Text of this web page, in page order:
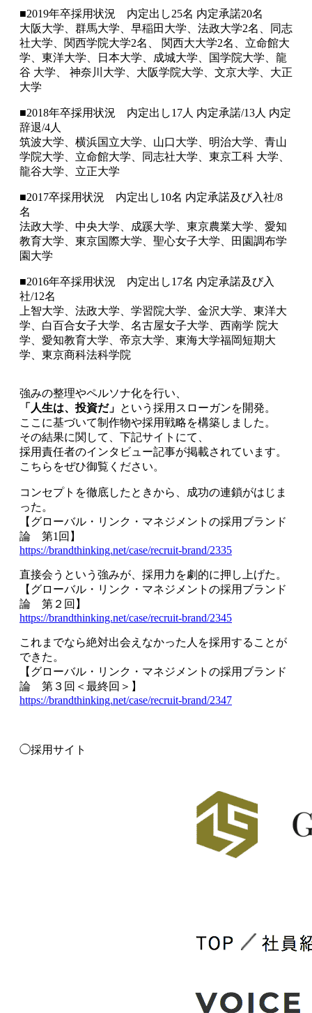
■2019年卒採用状況 内定出し25名 内定承諾20名
大阪大学、群馬大学、早稲田大学、法政大学2名、同志
社大学、関西学院大学2名、 関西大大学2名、立命館大
学、東洋大学、日本大学、成城大学、国学院大学、龍
谷 大学、 神奈川大学、大阪学院大学、文京大学、大正
大学
■2018年卒採用状況 内定出し17人 内定承諾/13人 内定
辞退/4人
筑波大学、横浜国立大学、山口大学、明治大学、青山
学院大学、立命館大学、同志社大学、東京工科 大学、
龍谷大学、立正大学
■2017卒採用状況 内定出し10名 内定承諾及び入社/8
名
法政大学、中央大学、成蹊大学、東京農業大学、愛知
教育大学、東京国際大学、聖心女子大学、田園調布学
園大学
■2016年卒採用状況 内定出し17名 内定承諾及び入
社/12名
上智大学、法政大学、学習院大学、金沢大学、東洋大
学、白百合女子大学、名古屋女子大学、西南学 院大
学、愛知教育大学、帝京大学、東海大学福岡短期大
学、東京商科法科学院
強みの整理やペルソナ化を行い、
「人生は、投資だ」 という採用スローガンを開発。
ここに基づいて制作物や採用戦略を構築しました。
その結果に関して、下記サイトにて、
採用責任者のインタビュー記事が掲載されています。
こちらをぜひ御覧ください。
コンセプトを徹底したときから、成功の連鎖がはじま
った。
【グローバル・リンク・マネジメントの採用ブランド
論 第1回】
https://brandthinking.net/case/recruit-brand/2335
直接会うという強みが、採用力を劇的に押し上げた。
【グローバル・リンク・マネジメントの採用ブランド
論 第２回】
https://brandthinking.net/case/recruit-brand/2345
これまでなら絶対出会えなかった人を採用することが
できた。
【グローバル・リンク・マネジメントの採用ブランド
論 第３回＜最終回＞】
https://brandthinking.net/case/recruit-brand/2347
◯採用サイト